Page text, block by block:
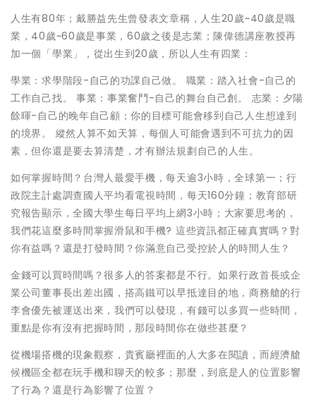
人生有80年；戴勝益先生曾發表文章稱，人生20歲~40歲是職
業，40歲~60歲是事業，60歲之後是志業；陳偉德講座教授再
加一個「學業」，從出生到20歲，所以人生有四業：
學業：求學階段-自己的功課自己做。 職業：踏入社會-自己的
工作自己找。 事業：事業奮鬥-自己的舞台自己創。 志業：夕陽
餘暉-自己的晚年自己顧；你的目標可能會移到自己人生想達到
的境界。 縱然人算不如天算，每個人可能會遇到不可抗力的因
素，但你還是要去算清楚，才有辦法規劃自己的人生。
如何掌握時間？台灣人最愛手機，每天逾3小時，全球第一；行
政院主計處調查國人平均看電視時間，每天160分鐘；教育部研
究報告顯示，全國大學生每日平均上網3小時；大家要思考的，
我們花這麼多時間掌握滑鼠和手機? 這些資訊都正確真實嗎？對
你有益嗎？還是打發時間？你滿意自己受控於人的時間人生？
金錢可以買時間嗎？很多人的答案都是不行。如果行政首長或企
業公司董事長出差出國，搭高鐵可以早抵達目的地，商務艙的行
李會優先被運送出來，我們可以發現，有錢可以多買一些時間，
重點是你有沒有把握時間，那段時間你在做些甚麼？
從機場搭機的現象觀察，貴賓廳裡面的人大多在閱讀，而經濟艙
候機區全都在玩手機和聊天的較多；那麼，到底是人的位置影響
了行為？還是行為影響了位置？